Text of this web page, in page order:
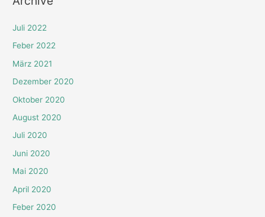
Juli 2022
Feber 2022
März 2021
Dezember 2020
Oktober 2020
August 2020
Juli 2020
Juni 2020
Mai 2020
April 2020
Feber 2020